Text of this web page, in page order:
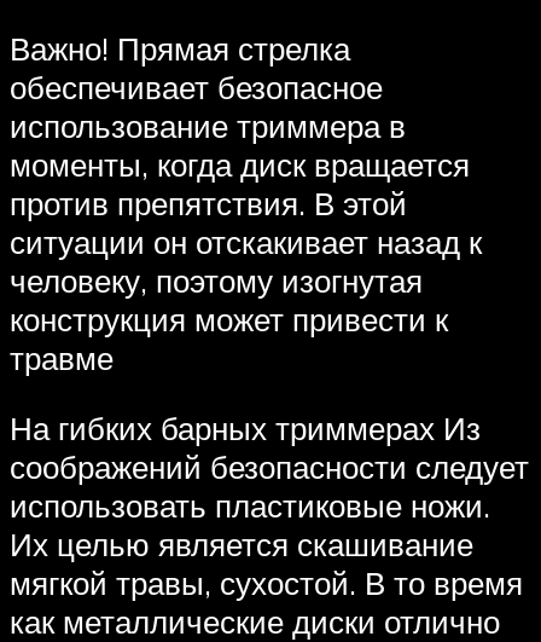
Важно! Прямая стрелка
обеспечивает безопасное
использование триммера в
моменты, когда диск вращается
против препятствия. В этой
ситуации он отскакивает назад к
человеку, поэтому изогнутая
конструкция может привести к
травме
На гибких барных триммерах Из
соображений безопасности следует
использовать пластиковые ножи.
Их целью является скашивание
мягкой травы, сухостой. В то время
как металлические диски отлично